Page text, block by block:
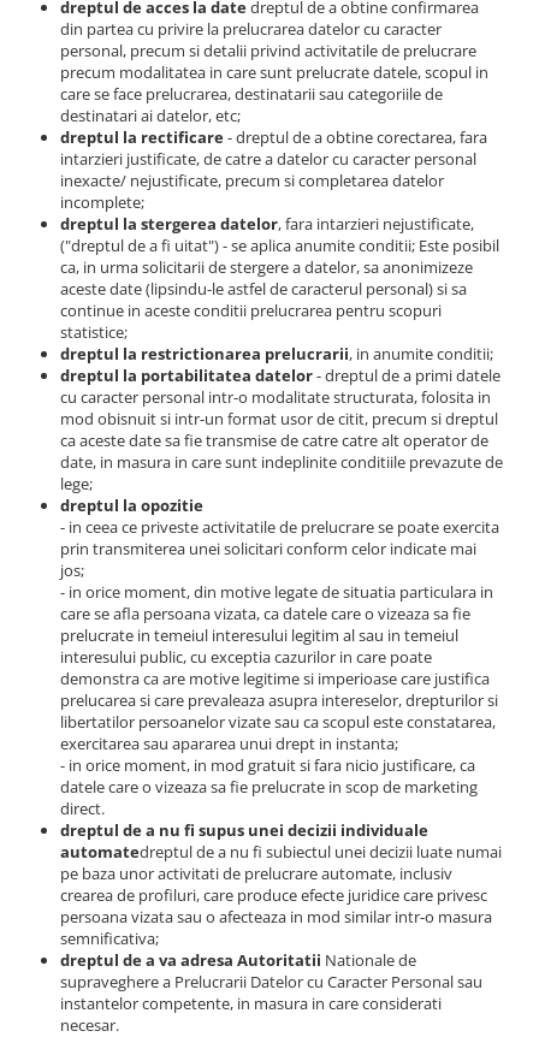
dreptul de acces la datedreptul de a obtine confirmarea
din partea cu privire la prelucrarea datelor cu caracter
personal, precum si detalii privind activitatile de prelucrare
precum modalitatea in care sunt prelucrate datele, scopul in
care se face prelucrarea, destinatarii sau categoriile de
destinatari ai datelor, etc;
dreptul la rectificare- dreptul de a obtine corectarea, fara
intarzieri justificate, de catre a datelor cu caracter personal
inexacte/ nejustificate, precum si completarea datelor
incomplete;
dreptul la stergerea datelor, fara intarzieri nejustificate,
("dreptul de a fi uitat") - se aplica anumite conditii; Este posibil
ca, in urma solicitarii de stergere a datelor, sa anonimizeze
aceste date (lipsindu-le astfel de caracterul personal) si sa
continue in aceste conditii prelucrarea pentru scopuri
statistice;
dreptul la restrictionarea prelucrarii, in anumite conditii;
dreptul la portabilitatea datelor- dreptul de a primi datele
cu caracter personal intr-o modalitate structurata, folosita in
mod obisnuit si intr-un format usor de citit, precum si dreptul
ca aceste date sa fie transmise de catre catre alt operator de
date, in masura in care sunt indeplinite conditiile prevazute de
lege;
dreptul la opozitie
- in ceea ce priveste activitatile de prelucrare se poate exercita
prin transmiterea unei solicitari conform celor indicate mai
jos;
- in orice moment, din motive legate de situatia particulara in
care se afla persoana vizata, ca datele care o vizeaza sa fie
prelucrate in temeiul interesului legitim al sau in temeiul
interesului public, cu exceptia cazurilor in care poate
demonstra ca are motive legitime si imperioase care justifica
prelucarea si care prevaleaza asupra intereselor, drepturilor si
libertatilor persoanelor vizate sau ca scopul este constatarea,
exercitarea sau apararea unui drept in instanta;
- in orice moment, in mod gratuit si fara nicio justificare, ca
datele care o vizeaza sa fie prelucrate in scop de marketing
direct.
dreptul de a nu fi supus unei decizii individuale
automatedreptul de a nu fi subiectul unei decizii luate numai
pe baza unor activitati de prelucrare automate, inclusiv
crearea de profiluri, care produce efecte juridice care privesc
persoana vizata sau o afecteaza in mod similar intr-o masura
semnificativa;
dreptul de a va adresa Autoritatii Nationale de
supraveghere a Prelucrarii Datelor cu Caracter Personal sau
instantelor competente, in masura in care considerati
necesar.